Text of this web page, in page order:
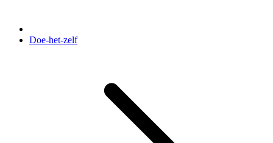
Doe-het-zelf